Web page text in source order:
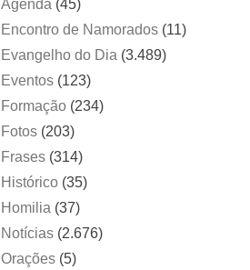
Agenda (45)
Encontro de Namorados (11)
Evangelho do Dia (3.489)
Eventos (123)
Formação (234)
Fotos (203)
Frases (314)
Histórico (35)
Homilia (37)
Notícias (2.676)
Orações (5)